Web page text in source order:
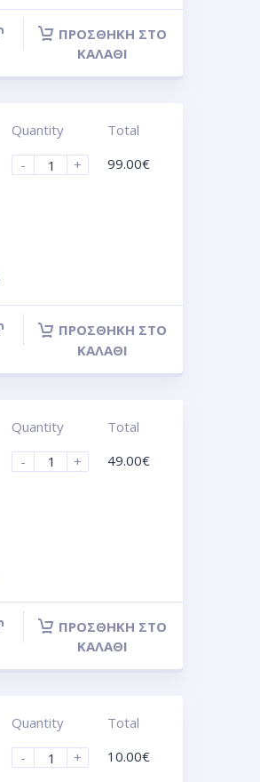
ΠΡΟΣΘΉΚΗ ΣΤΟ
ΚΑΛΆΘΙ
Quantity
-
+
Total
99.00€
ΠΡΟΣΘΉΚΗ ΣΤΟ
ΚΑΛΆΘΙ
Quantity
-
+
Total
49.00€
ΠΡΟΣΘΉΚΗ ΣΤΟ
ΚΑΛΆΘΙ
Quantity
-
+
Total
10.00€